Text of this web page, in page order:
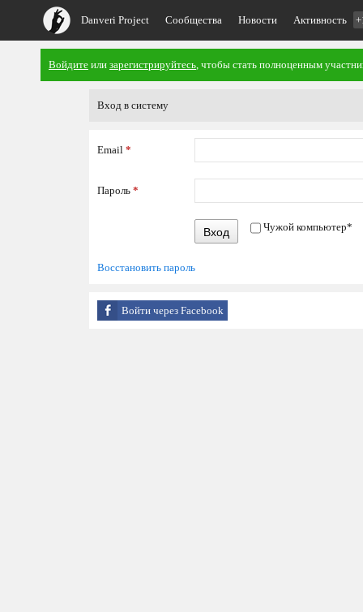
Danveri Project Сообщества Новости Активность
Войдите или зарегистрируйтесь, чтобы стать полноценным
Вход в систему
Email *
Пароль *
Вход Чужой компьютер*
Восстановить пароль
Войти через Facebook